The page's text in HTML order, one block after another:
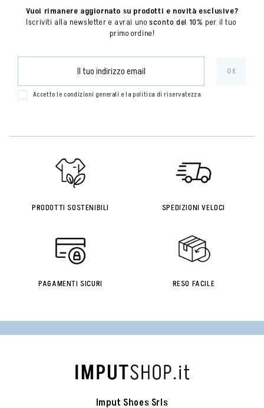
Vuoi rimanere aggiornato su prodotti e novità esclusive?
Iscriviti alla newsletter e avrai uno sconto del 10% per il tuo
primo ordine!
Accetto le condizioni generali e la politica di riservatezza
PRODOTTI SOSTENIBILI SPEDIZIONI VELOCI
PAGAMENTI SICURI RESO FACILE
Imput Shoes Srls